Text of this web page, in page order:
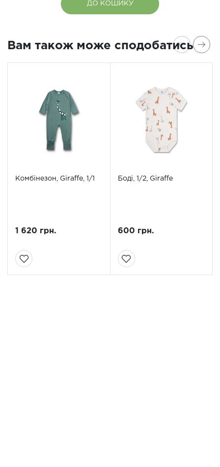
ДО КОШИКУ
Вам також може сподобатись
Комбінезон, Giraffe, 1/1
1 620 грн.
Боді, 1/2, Giraffe
600 грн.